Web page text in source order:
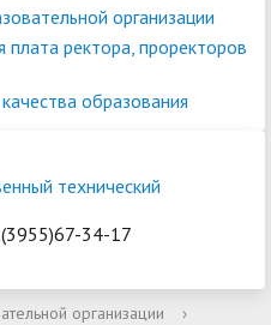
организации
плата ректора, проректоров
образования
технический
34-17
организации
›